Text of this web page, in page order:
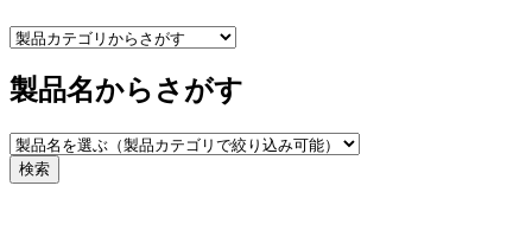
製品名からさがす
検索